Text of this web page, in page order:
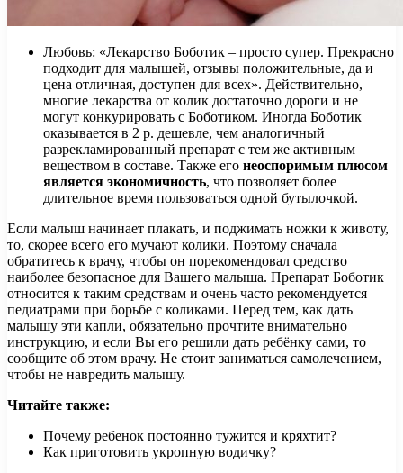
Любовь: «Лекарство Боботик – просто супер. Прекрасно
подходит для малышей, отзывы положительные, да и
цена отличная, доступен для всех». Действительно,
многие лекарства от колик достаточно дороги и не
могут конкурировать с Боботиком. Иногда Боботик
оказывается в 2 р. дешевле, чем аналогичный
разрекламированный препарат с тем же активным
веществом в составе. Также его неоспоримым плюсом
является экономичность, что позволяет более
длительное время пользоваться одной бутылочкой.
Если малыш начинает плакать, и поджимать ножки к животу,
то, скорее всего его мучают колики. Поэтому сначала
обратитесь к врачу, чтобы он порекомендовал средство
наиболее безопасное для Вашего малыша. Препарат Боботик
относится к таким средствам и очень часто рекомендуется
педиатрами при борьбе с коликами. Перед тем, как дать
малышу эти капли, обязательно прочтите внимательно
инструкцию, и если Вы его решили дать ребёнку сами, то
сообщите об этом врачу. Не стоит заниматься самолечением,
чтобы не навредить малышу.
Читайте также:
Почему ребенок постоянно тужится и кряхтит?
Как приготовить укропную водичку?